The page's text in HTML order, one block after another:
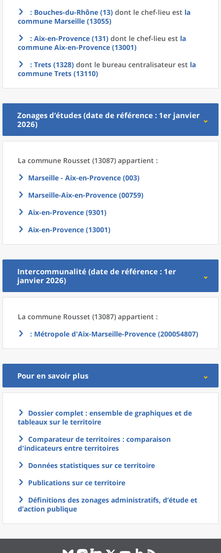
: Bouches-du-Rhône (13) dont le chef-lieu est la
commune Marseille (13055)
: Aix-en-Provence (131) dont le chef-lieu est la
commune Aix-en-Provence (13001)
: Trets (1328) dont le bureau centralisateur est la
commune Trets (13110)
Zonages d’études (date de référence : 1er janvier
2026)
La commune Rousset (13087) appartient :
Marseille - Aix-en-Provence (003)
Marseille-Aix-en-Provence (00759)
Aix-en-Provence (9301)
Aix-en-Provence (13001)
Intercommunalité (date de référence : 1er
janvier 2026)
La commune Rousset (13087) appartient :
: Métropole d'Aix-Marseille-Provence (200054807)
Pour en savoir plus
Dossier complet : ensemble de graphiques et de
tableaux sur le territoire
Comparateur de territoires : comparaison
d'indicateurs entre territoires
Données statistiques sur ce territoire
Publications sur ce territoire
Définitions des zonages administratifs, d’étude et
d’action publique